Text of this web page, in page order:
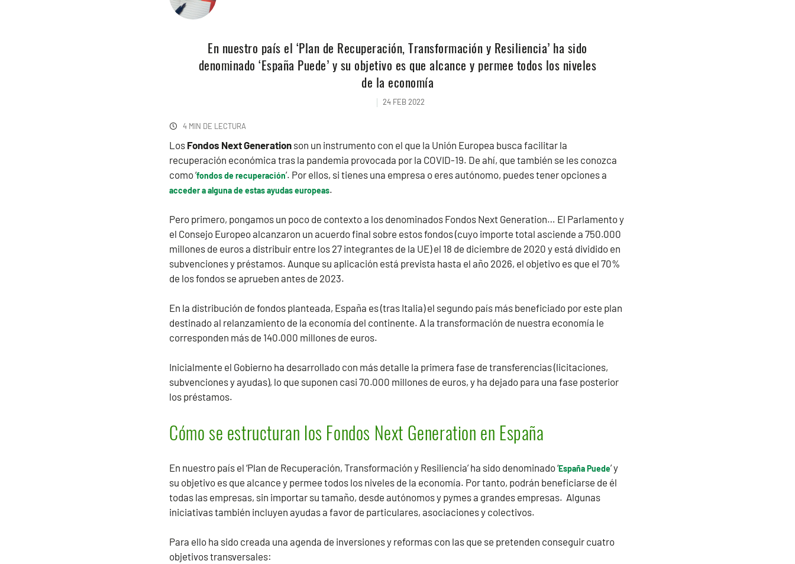
En nuestro país el ‘Plan de Recuperación, Transformación y Resiliencia’ ha sido
denominado ‘España Puede’ y su objetivo es que alcance y permee todos los niveles
de la economía
24 FEB 2022
4 MIN DE LECTURA
Los Fondos Next Generation son un instrumento con el que la Unión Europea busca facilitar la
recuperación económica tras la pandemia provocada por la COVID-19. De ahí, que también se les conozca
como ‘fondos de recuperación’. Por ellos, si tienes una empresa o eres autónomo, puedes tener opciones a
acceder a alguna de estas ayudas europeas.
Pero primero, pongamos un poco de contexto a los denominados Fondos Next Generation… El Parlamento y
el Consejo Europeo alcanzaron un acuerdo final sobre estos fondos (cuyo importe total asciende a 750.000
millones de euros a distribuir entre los 27 integrantes de la UE) el 18 de diciembre de 2020 y está dividido en
subvenciones y préstamos. Aunque su aplicación está prevista hasta el año 2026, el objetivo es que el 70%
de los fondos se aprueben antes de 2023.
En la distribución de fondos planteada, España es (tras Italia) el segundo país más beneficiado por este plan
destinado al relanzamiento de la economía del continente. A la transformación de nuestra economía le
corresponden más de 140.000 millones de euros.
Inicialmente el Gobierno ha desarrollado con más detalle la primera fase de transferencias (licitaciones,
subvenciones y ayudas), lo que suponen casi 70.000 millones de euros, y ha dejado para una fase posterior
los préstamos.
Cómo se estructuran los Fondos Next Generation en España
En nuestro país el ‘Plan de Recuperación, Transformación y Resiliencia’ ha sido denominado ‘España Puede’ y
su objetivo es que alcance y permee todos los niveles de la economía. Por tanto, podrán beneficiarse de él
todas las empresas, sin importar su tamaño, desde autónomos y pymes a grandes empresas. Algunas
iniciativas también incluyen ayudas a favor de particulares, asociaciones y colectivos.
Para ello ha sido creada una agenda de inversiones y reformas con las que se pretenden conseguir cuatro
objetivos transversales: